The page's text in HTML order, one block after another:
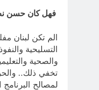
فهل كان حسن
التسليحية
والصحية
تخفي ذلك..
لمصالح